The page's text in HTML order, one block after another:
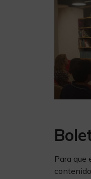
Para que